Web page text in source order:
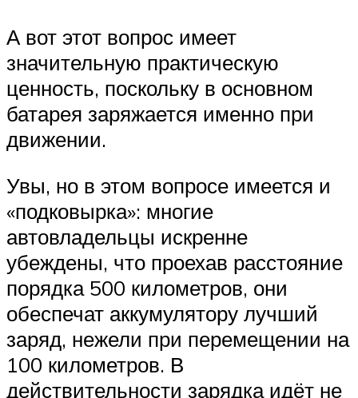
А вот этот вопрос имеет
значительную практическую
ценность, поскольку в основном
батарея заряжается именно при
движении.
Увы, но в этом вопросе имеется и
«подковырка»: многие
автовладельцы искренне
убеждены, что проехав расстояние
порядка 500 километров, они
обеспечат аккумулятору лучший
заряд, нежели при перемещении на
100 километров. В
действительности зарядка идёт не